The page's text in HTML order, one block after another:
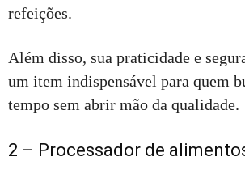
refeições.
Além disso, sua praticidade e
um item indispensável para quem
tempo sem abrir mão da qualidade.
2 – Processador de